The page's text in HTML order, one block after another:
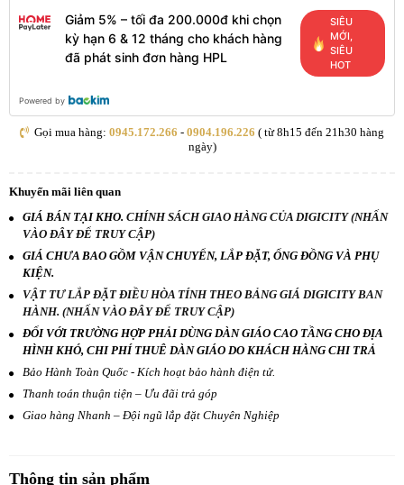
Giảm 5% – tối đa 200.000đ khi chọn
kỳ hạn 6 & 12 tháng cho khách hàng
đã phát sinh đơn hàng HPL
SIÊU
MỚI,
SIÊU
HOT
Powered by
Gọi mua hàng: 0945.172.266 - 0904.196.226 ( từ 8h15 đến 21h30 hàng
ngày)
Khuyến mãi liên quan
GIÁ BÁN TẠI KHO. CHÍNH SÁCH GIAO HÀNG CỦA DIGICITY (NHẤN
VÀO ĐÂY ĐỂ TRUY CẬP)
GIÁ CHƯA BAO GỒM VẬN CHUYỂN, LẮP ĐẶT, ỐNG ĐỒNG VÀ PHỤ
KIỆN.
VẬT TƯ LẮP ĐẶT ĐIỀU HÒA TÍNH THEO BẢNG GIÁ DIGICITY BAN
HÀNH. (NHẤN VÀO ĐÂY ĐỂ TRUY CẬP)
ĐỐI VỚI TRƯỜNG HỢP PHẢI DÙNG DÀN GIÁO CAO TẦNG CHO ĐỊA
HÌNH KHÓ, CHI PHÍ THUÊ DÀN GIÁO DO KHÁCH HÀNG CHI TRẢ
Bảo Hành Toàn Quốc - Kích hoạt bảo hành điện tử.
Thanh toán thuận tiện – Ưu đãi trả góp
Giao hàng Nhanh – Đội ngũ lắp đặt Chuyên Nghiệp
Thông tin sản phẩm